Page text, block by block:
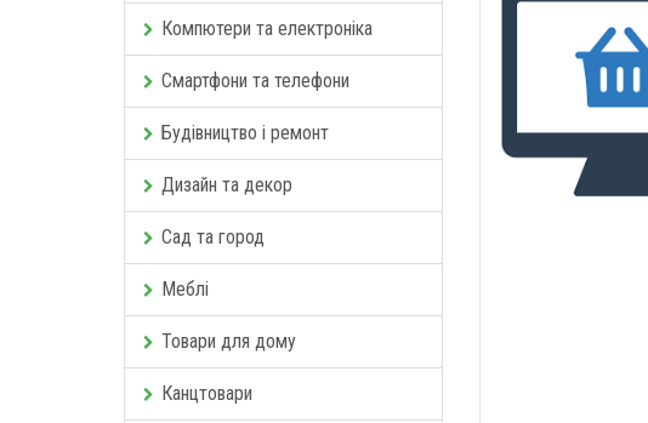
Компютери та електроніка
Смартфони та телефони
Будівництво і ремонт
Дизайн та декор
Сад та город
Меблі
Товари для дому
Канцтовари